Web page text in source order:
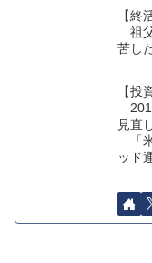
【終
祖
苦し
【投
見直
「
ッド